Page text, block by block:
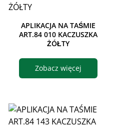
APLIKACJA NA TAŚMIE
ART.84 010 KACZUSZKA
ŻÓŁTY
Zobacz więcej